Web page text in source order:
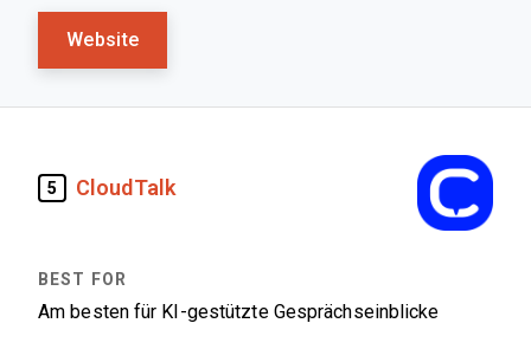
Website
5 CloudTalk
Am besten für KI-gestützte Gesprächseinblicke